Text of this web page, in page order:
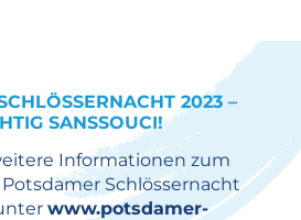
2023 –
SANSSOUCI!
Informationen zum
Schlössernacht
www.potsdamer-